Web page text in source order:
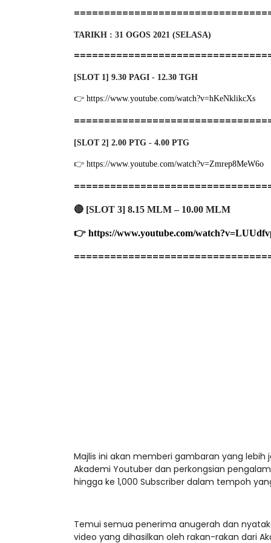
TARIKH : 31 OGOS 2021 (SELASA)
[SLOT 1] 9.30 PAGI - 12.30 TGH
👉 https://www.youtube.com/watch?v=hKeNklikcXs
[SLOT 2] 2.00 PTG - 4.00 PTG
👉 https://www.youtube.com/watch?v=Zmrep8MeW6o
🔴 [SLOT 3] 8.15 MLM – 10.00 MLM
👉 https://www.youtube.com/
Majlis ini akan memberi gambaran yang
Akademi Youtuber dan perkongsian
hingga ke 1,000 Subscriber dalam tempoh
Temui semua penerima anugerah dan
video yang dihasilkan oleh rakan-rakan dari